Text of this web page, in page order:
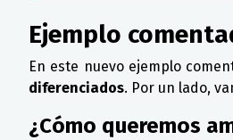
Ejemplo
En este nuevo ejemplo
diferenciados. Por un lado,
¿Cómo queremos